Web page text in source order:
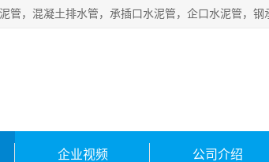
企业视频 公司介绍